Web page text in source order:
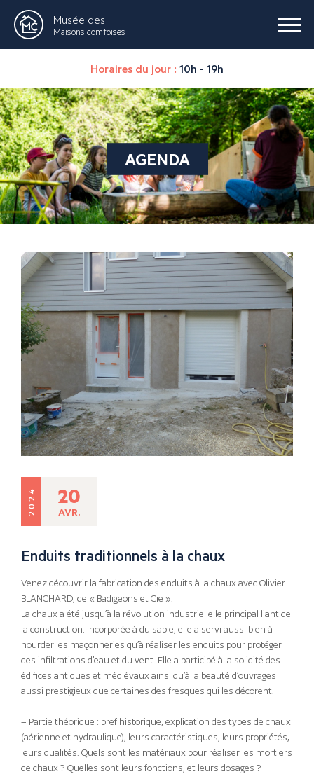
Musée des
Maisons comtoises
Horaires du jour : 10h - 19h
AGENDA
2024 20
AVR.
Enduits traditionnels à la chaux
Venez découvrir la fabrication des enduits à la chaux avec Olivier
BLANCHARD, de « Badigeons et Cie ».
La chaux a été jusqu’à la révolution industrielle le principal liant de
la construction. Incorporée à du sable, elle a servi aussi bien à
hourder les maçonneries qu’à réaliser les enduits pour protéger
des infiltrations d’eau et du vent. Elle a participé à la solidité des
édifices antiques et médiévaux ainsi qu’à la beauté d’ouvrages
aussi prestigieux que certaines des fresques qui les décorent.
– Partie théorique : bref historique, explication des types de chaux
(aérienne et hydraulique), leurs caractéristiques, leurs propriétés,
leurs qualités. Quels sont les matériaux pour réaliser les mortiers
de chaux ? Quelles sont leurs fonctions, et leurs dosages ?